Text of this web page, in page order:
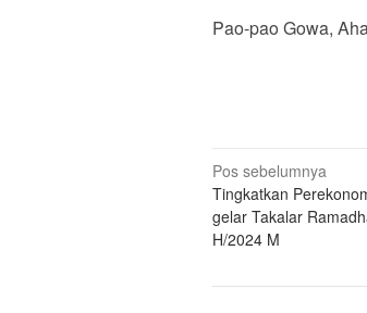
Pao-pao Gowa,
Navigasi
pos
Pos sebelumnya
Tingkatkan
gelar Takalar
H/2024 M